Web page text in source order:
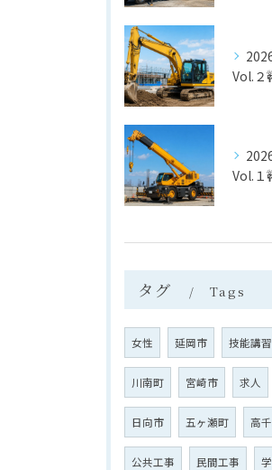
Vol.２
タグ Tags
女性 延岡市 技能講習
川南町 宮崎市 求人
日向市 五ヶ瀬町 高
公共工事 民間工事